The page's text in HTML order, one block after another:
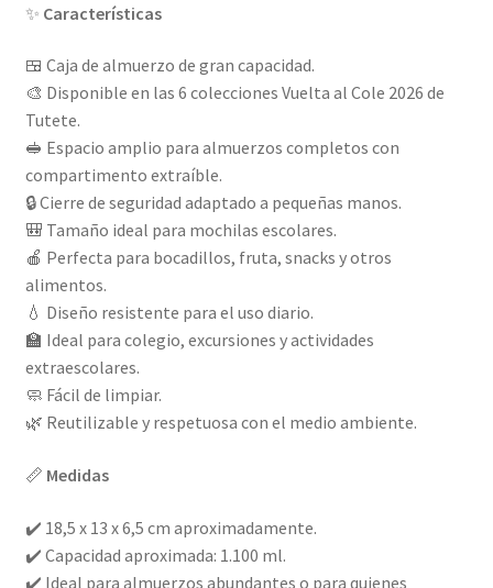
✨ Características
🍱 Caja de almuerzo de gran capacidad.
🎨 Disponible en las 6 colecciones Vuelta al Cole 2026 de
Tutete.
🥪 Espacio amplio para almuerzos completos con
compartimento extraíble.
🔒 Cierre de seguridad adaptado a pequeñas manos.
🎒 Tamaño ideal para mochilas escolares.
🍎 Perfecta para bocadillos, fruta, snacks y otros
alimentos.
💧 Diseño resistente para el uso diario.
🏫 Ideal para colegio, excursiones y actividades
extraescolares.
🧼 Fácil de limpiar.
🌿 Reutilizable y respetuosa con el medio ambiente.
📏 Medidas
✔️ 18,5 x 13 x 6,5 cm aproximadamente.
✔️ Capacidad aproximada: 1.100 ml.
✔️ Ideal para almuerzos abundantes o para quienes